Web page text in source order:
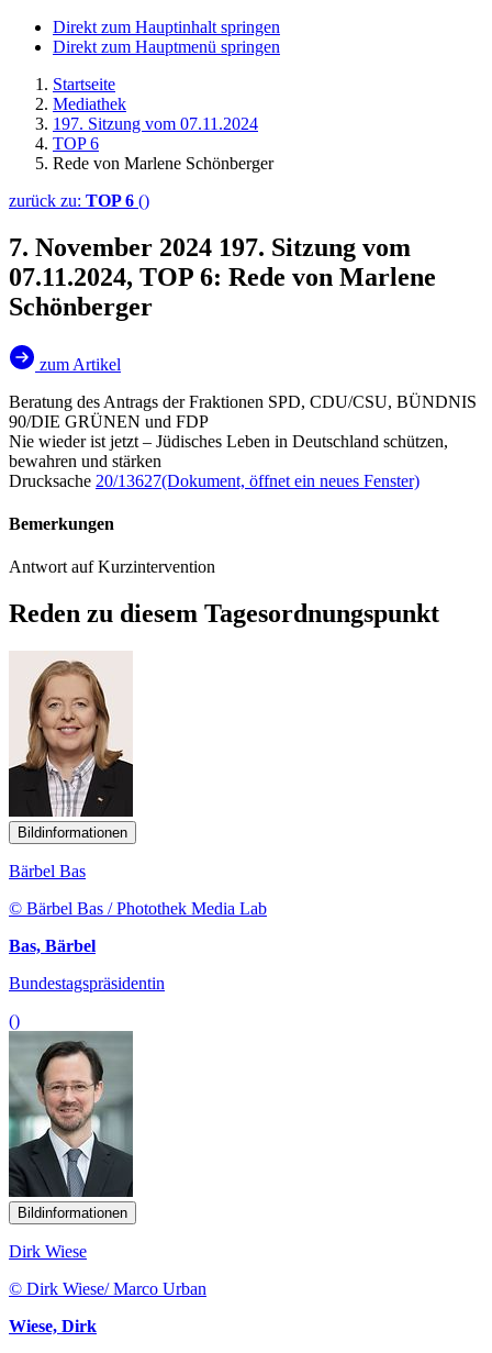
Direkt zum Hauptinhalt springen
Direkt zum Hauptmenü springen
Startseite
Mediathek
197. Sitzung vom 07.11.2024
TOP 6
Rede von Marlene Schönberger
zurück zu: TOP 6 ()
7. November 2024 197. Sitzung vom
07.11.2024, TOP 6: Rede von Marlene
Schönberger
zum Artikel
Beratung des Antrags der Fraktionen SPD, CDU/CSU, BÜNDNIS
90/DIE GRÜNEN und FDP
Nie wieder ist jetzt – Jüdisches Leben in Deutschland schützen,
bewahren und stärken
Drucksache 20/13627(Dokument, öffnet ein neues Fenster)
Bemerkungen
Antwort auf Kurzintervention
Reden zu diesem Tagesordnungspunkt
Bildinformationen
Bärbel Bas
© Bärbel Bas / Photothek Media Lab
Bas, Bärbel
Bundestagspräsidentin
()
Bildinformationen
Dirk Wiese
© Dirk Wiese/ Marco Urban
Wiese, Dirk